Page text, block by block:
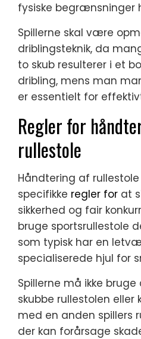
fysiske begrænsninger
Spillerne skal være
driblingsteknik, da
to skub resulterer i et
dribling, mens man
er essentielt for
Regler for
rullestole
Håndtering af
specifikke regler for at
sikkerhed og fair
bruge sportsrullestole
som typisk har en
specialiserede hjul for
Spillerne må ikke
skubbe rullestolen eller
med en anden spillers
der kan forårsage